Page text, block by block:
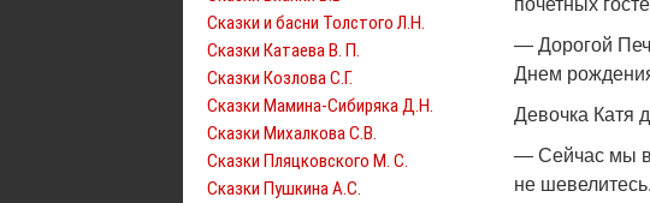
Сказки и басни Толстого Л.Н.
Сказки Катаева В. П.
Сказки Козлова С.Г.
Сказки Мамина-Сибиряка Д.Н.
Сказки Михалкова С.В.
Сказки Пляцковского М. С.
Сказки Пушкина А.С.
почетных
— Дорогой
Днем
Девочка Катя
— Сейчас мы
не